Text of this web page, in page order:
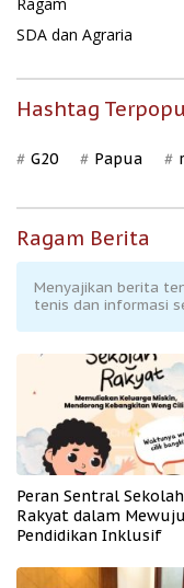
SDA dan Agraria
Hashtag
G20 Papua
Ragam Berita
Menyajikan berita
tenis dan informasi
Peran Sentral Sekolah
Rakyat dalam
Pendidikan Inklusif